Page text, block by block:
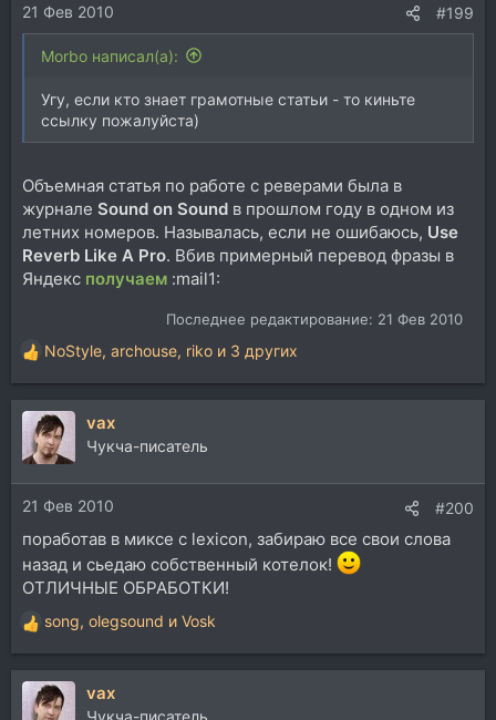
21 Фев 2010 #199
Morbo написал(а):
Угу, если кто знает грамотные статьи - то киньте
ссылку пожалуйста)
Объемная статья по работе с реверами была в
журнале Sound on Sound в прошлом году в одном из
летних номеров. Называлась, если не ошибаюсь, Use
Reverb Like A Pro. Вбив примерный перевод фразы в
Яндекс получаем :mail1:
Последнее редактирование: 21 Фев 2010
Р
е
а
и
и
:
NoStyle, archouse, riko и 3 других
vax
Чукча-писатель
21 Фев 2010 #200
поработав в миксе с lexicon, забираю все свои слова
назад и сьедаю собственный котелок!
ОТЛИЧНЫЕ ОБРАБОТКИ!
Р
е
а
song, olegsound и Vosk
vax
Чукча-писатель